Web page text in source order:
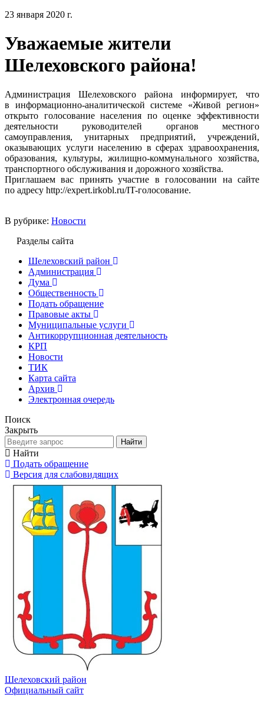
23 января 2020 г.
Уважаемые жители
Шелеховского района!
Администрация Шелеховского района информирует, что
в информационно-аналитической системе «Живой регион»
открыто голосование населения по оценке эффективности
деятельности руководителей органов местного
самоуправления, унитарных предприятий, учреждений,
оказывающих услуги населению в сферах здравоохранения,
образования, культуры, жилищно-коммунального хозяйства,
транспортного обслуживания и дорожного хозяйства.
Приглашаем вас принять участие в голосовании на сайте
по адресу http://expert.irkobl.ru/IT-голосование.
В рубрике: Новости
Разделы сайта
Шелеховский район
Администрация
Дума
Общественность
Подать обращение
Правовые акты
Муниципальные услуги
Антикоррупционная деятельность
КРП
Новости
ТИК
Карта сайта
Архив
Электронная очередь
Поиск
Закрыть
Найти
Найти
Подать обращение
Версия для слабовидящих
Шелеховский район
Официальный сайт